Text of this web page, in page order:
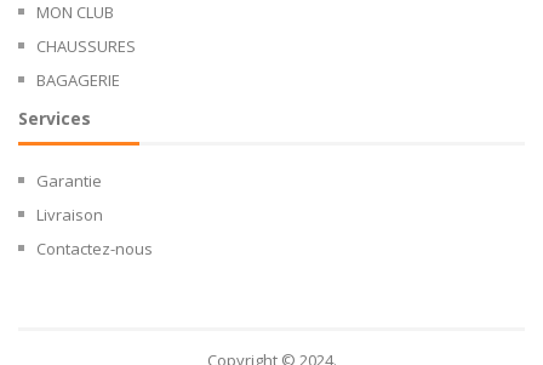
MON CLUB
CHAUSSURES
BAGAGERIE
Services
Garantie
Livraison
Contactez-nous
Copyright © 2024.